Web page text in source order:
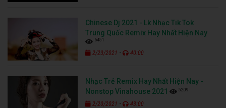
Chinese Dj 2021 - Lk Nhạc Tik Tok
Trung Quốc Remix Hay Nhất Hiện Nay
6451
2/23/2021 - 40:00
Nhạc Trẻ Remix Hay Nhất Hiện Nay -
Nonstop Vinahouse 2021
5209
2/20/2021 - 43:00